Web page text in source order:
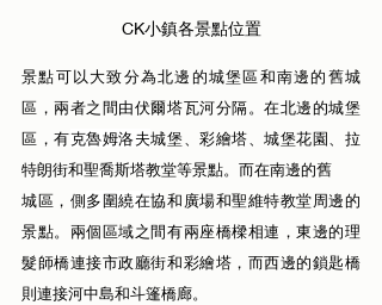
CK小鎮各景點位置
景點可以大致分為北邊的城堡區和南邊的舊城
區，兩者之間由伏爾塔瓦河分隔。在北邊的城堡
區，有克魯姆洛夫城堡、彩繪塔、城堡花園、拉
特朗街和聖喬斯塔教堂等景點。而在南邊的舊
城區，側多圍繞在協和廣場和聖維特教堂周邊的
景點。兩個區域之間有兩座橋樑相連，東邊的理
髮師橋連接市政廳街和彩繪塔，而西邊的鎖匙橋
則連接河中島和斗篷橋廊。